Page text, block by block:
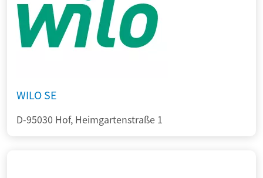
WILO SE
D-95030 Hof, Heimgartenstraße 1